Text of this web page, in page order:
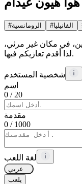
#الرومانسية #الفانيليا
في مكان غير مرئي،
لذا أقدم تعازيكم فيها.
شخصية المستخدم
اسم
0 / 20
مقدمة
0 / 1000
لغة اللعب
عربي
يلعب